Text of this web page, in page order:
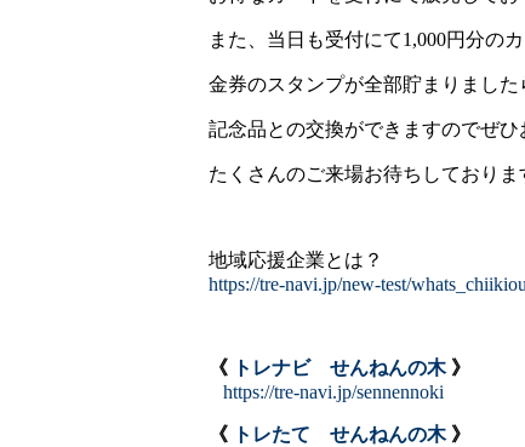
また、当日も受付にて1,000円分の
金券のスタンプが全部貯まりました
記念品との交換ができますのでぜひ
たくさんのご来場お待ちしておりま
地域応援企業とは？
https://tre-navi.jp/new-test/
《 トレナビ せんねんの木》
https://tre-navi.jp/sennennoki
《 トレたて せんねんの木》